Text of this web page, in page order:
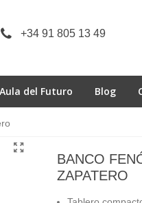
+34 91 805 13 49
Aula del Futuro Blog
BANCO
ZAPATERO